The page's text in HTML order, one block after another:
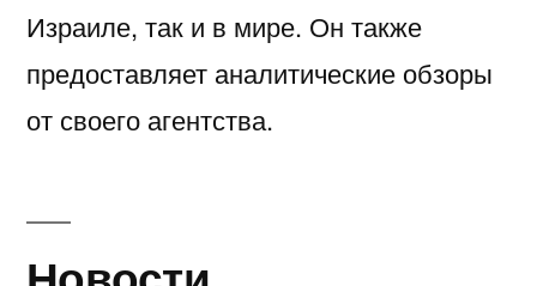
Израиле, так и в мире. Он также
предоставляет аналитические обзоры
от своего агентства.